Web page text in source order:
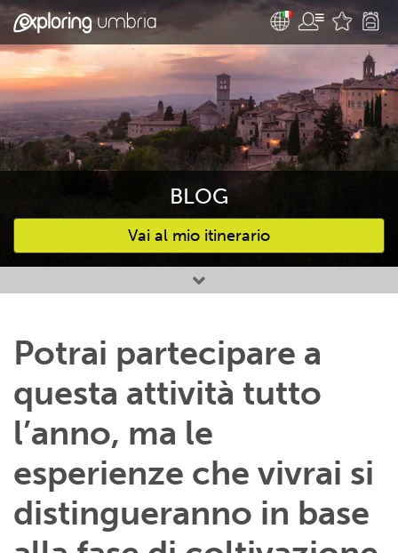
BLOG
Vai al mio itinerario
Attività preferite
Potrai partecipare a
questa attività tutto
l’anno, ma le
esperienze che vivrai si
distingueranno in base